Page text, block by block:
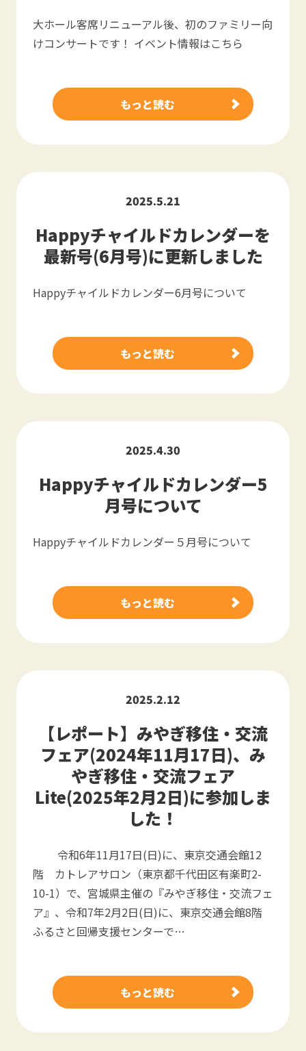
大ホール客席リニューアル後、初のファミリー向
けコンサートです！ イベント情報はこちら
もっと読む
2025.5.21
Happyチャイルドカレンダーを
最新号(6月号)に更新しました
Happyチャイルドカレンダー6月号について
もっと読む
2025.4.30
Happyチャイルドカレンダー5
月号について
Happyチャイルドカレンダー５月号について
もっと読む
2025.2.12
【レポート】みやぎ移住・交流
フェア(2024年11月17日)、み
やぎ移住・交流フェア
Lite(2025年2月2日)に参加しま
した！
令和6年11月17日(日)に、東京交通会館12
階 カトレアサロン（東京都千代田区有楽町2-
10-1）で、宮城県主催の『みやぎ移住・交流フェ
ア』、令和7年2月2日(日)に、東京交通会館8階
ふるさと回帰支援センターで…
もっと読む